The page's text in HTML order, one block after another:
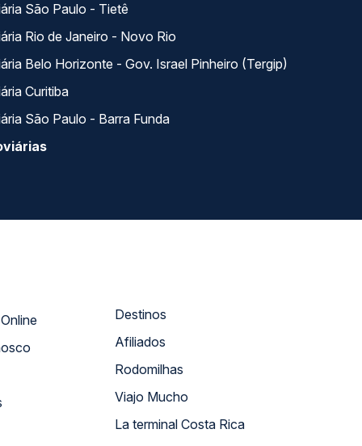
São Paulo - Tietê
Rio de Janeiro - Novo Rio
Belo Horizonte - Gov. Israel Pinheiro (Tergip)
Curitiba
São Paulo - Barra Funda
Atendimento Online
Destinos
Afiliados
Rodomilhas
Viajo Mucho
La terminal Costa Rica